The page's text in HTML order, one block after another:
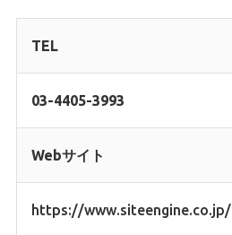
TEL
03-4405-3993
Webサイト
https://www.siteengine.co.jp/